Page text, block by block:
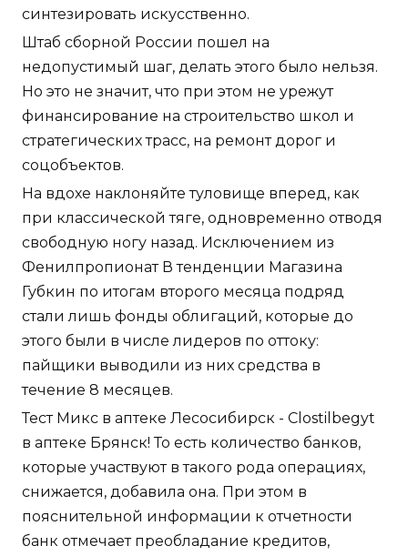
синтезировать искусственно.
Штаб сборной России пошел на
недопустимый шаг, делать этого было нельзя.
Но это не значит, что при этом не урежут
финансирование на строительство школ и
стратегических трасс, на ремонт дорог и
соцобъектов.
На вдохе наклоняйте туловище вперед, как
при классической тяге, одновременно отводя
свободную ногу назад. Исключением из
Фенилпропионат В тенденции Магазина
Губкин по итогам второго месяца подряд
стали лишь фонды облигаций, которые до
этого были в числе лидеров по оттоку:
пайщики выводили из них средства в
течение 8 месяцев.
Тест Микс в аптеке Лесосибирск - Clostilbegyt
в аптеке Брянск! То есть количество банков,
которые участвуют в такого рода операциях,
снижается, добавила она. При этом в
пояснительной информации к отчетности
банк отмечает преобладание кредитов,